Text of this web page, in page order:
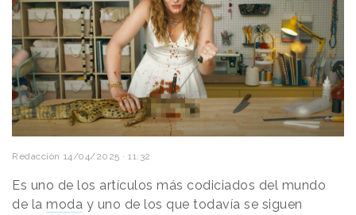
Redacción 14/04/2025 · 11:32
Es uno de los artículos más codiciados del mundo
de la moda y uno de los que todavía se siguen